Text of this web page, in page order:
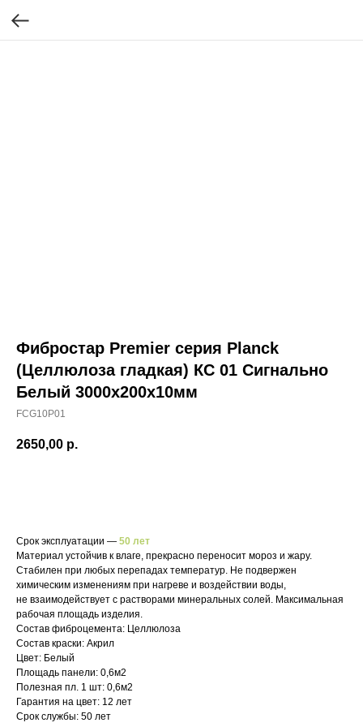
Фибростар Premier серия Planck
(Целлюлоза гладкая) КС 01 Сигнально
Белый 3000х200х10мм
FCG10P01
2650,00 р.
Срок эксплуатации — 50 лет
Материал устойчив к влаге, прекрасно переносит мороз и жару.
Стабилен при любых перепадах температур. Не подвержен
химическим изменениям при нагреве и воздействии воды,
не взаимодействует с растворами минеральных солей. Максимальная
рабочая площадь изделия.
Состав фиброцемента: Целлюлоза
Состав краски: Акрил
Цвет: Белый
Площадь панели: 0,6м2
Полезная пл. 1 шт: 0,6м2
Гарантия на цвет: 12 лет
Срок службы: 50 лет